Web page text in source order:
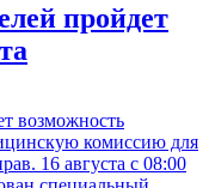
пройдет
возможность
комиссию для
16 августа с 08:00